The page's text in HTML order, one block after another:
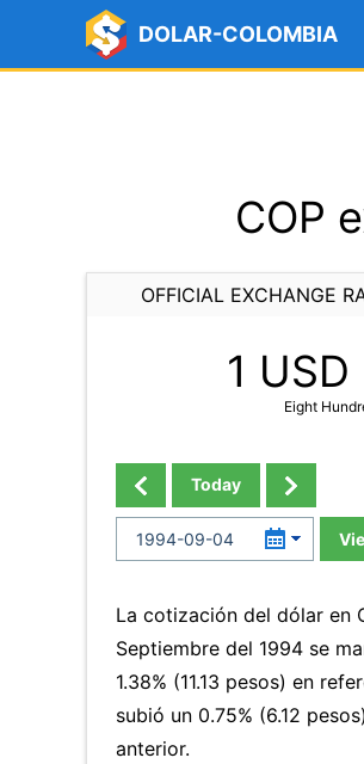
DOLAR-COLOMBIA
COP
OFFICIAL EXCHANGE
1 USD
Eight
Today
La cotización del dólar en
Septiembre del 1994 se
1.38% (11.13 pesos) en
subió un 0.75% (6.12
anterior.